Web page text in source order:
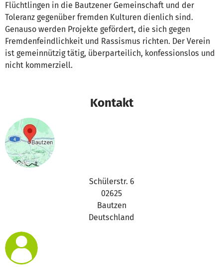
Flüchtlingen in die Bautzener Gemeinschaft und der
Toleranz gegenüber fremden Kulturen dienlich sind.
Genauso werden Projekte gefördert, die sich gegen
Fremdenfeindlichkeit und Rassismus richten. Der Verein
ist gemeinnützig tätig, überparteilich, konfessionslos und
nicht kommerziell.
Kontakt
Schülerstr. 6
02625
Bautzen
Deutschland